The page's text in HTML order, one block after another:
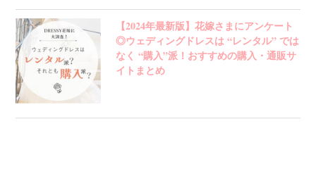
【2024年最新版】花嫁さまにアンケート
◎ウェディングドレスは “レンタル” では
なく “購入”派！おすすめの購入・通販サ
イトまとめ